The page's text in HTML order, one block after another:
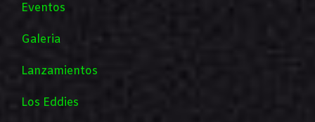
Eventos
Galeria
Lanzamientos
Los Eddies